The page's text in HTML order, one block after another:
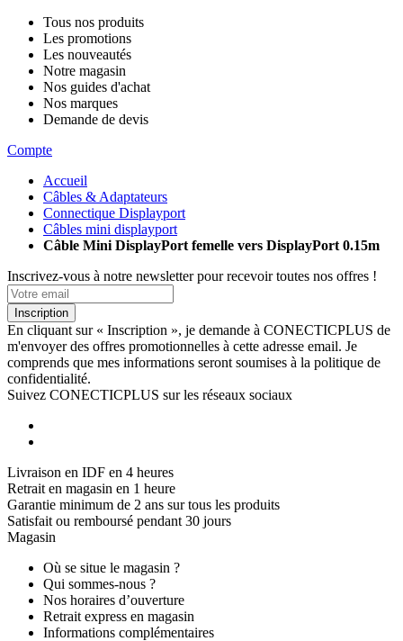
Tous nos produits
Les promotions
Les nouveautés
Notre magasin
Nos guides d'achat
Nos marques
Demande de devis
Compte
Accueil
Câbles & Adaptateurs
Connectique Displayport
Câbles mini displayport
Câble Mini DisplayPort femelle vers DisplayPort 0.15m
Inscrivez-vous à notre newsletter pour recevoir toutes nos offres !
Inscription
En cliquant sur « Inscription », je demande à CONECTICPLUS de
m'envoyer des offres promotionnelles à cette adresse email. Je
comprends que mes informations seront soumises à la politique de
confidentialité.
Suivez CONECTICPLUS sur les réseaux sociaux
Livraison en IDF en 4 heures
Retrait en magasin en 1 heure
Garantie minimum de 2 ans sur tous les produits
Satisfait ou remboursé pendant 30 jours
Magasin
Où se situe le magasin ?
Qui sommes-nous ?
Nos horaires d’ouverture
Retrait express en magasin
Informations complémentaires